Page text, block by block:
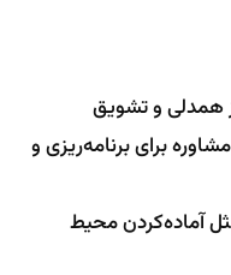
همدلی و تشویق
برای برنامه‌ریزی و
آماده‌کردن محیط